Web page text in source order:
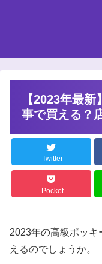
【2023年最
事で買える？
Twitter
Pocket
2023年の高級ポッ
えるのでしょうか。